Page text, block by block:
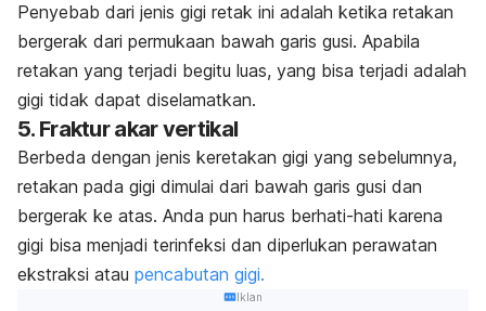
Penyebab dari jenis gigi retak ini adalah ketika retakan
bergerak dari permukaan bawah garis gusi. Apabila
retakan yang terjadi begitu luas, yang bisa terjadi adalah
gigi tidak dapat diselamatkan.
5. Fraktur akar vertikal
Berbeda dengan jenis keretakan gigi yang sebelumnya,
retakan pada gigi dimulai dari bawah garis gusi dan
bergerak ke atas. Anda pun harus berhati-hati karena
gigi bisa menjadi terinfeksi dan diperlukan perawatan
ekstraksi atau pencabutan gigi.
Iklan